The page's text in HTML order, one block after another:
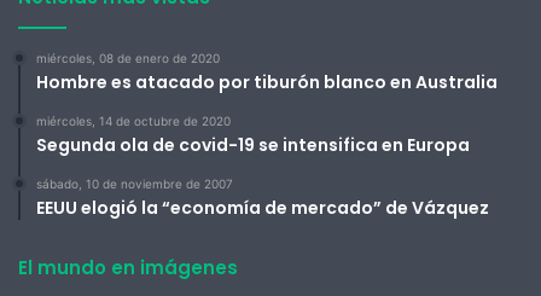
miércoles, 08 de enero de 2020
Hombre es atacado por tiburón blanco en Australia
miércoles, 14 de octubre de 2020
Segunda ola de covid-19 se intensifica en Europa
sábado, 10 de noviembre de 2007
EEUU elogió la “economía de mercado” de Vázquez
El mundo en imágenes